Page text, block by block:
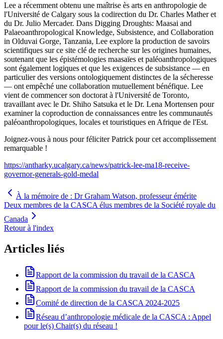
Lee a récemment obtenu une maîtrise ès arts en anthropologie de
l'Université de Calgary sous la codirection du Dr. Charles Mather et
du Dr. Julio Mercader. Dans Digging Droughts: Maasai and
Palaeoanthropological Knowledge, Subsistence, and Collaboration
in Olduvai Gorge, Tanzania, Lee explore la production de savoirs
scientifiques sur ce site clé de recherche sur les origines humaines,
soutenant que les épistémologies maasaïes et paléoanthropologiques
sont également logiques et que les exigences de subsistance — en
particulier des versions ontologiquement distinctes de la sécheresse
— ont empêché une collaboration mutuellement bénéfique. Lee
vient de commencer son doctorat à l'Université de Toronto,
travaillant avec le Dr. Shiho Satsuka et le Dr. Lena Mortensen pour
examiner la coproduction de connaissances entre les communautés
paléoanthropologiques, locales et touristiques en Afrique de l'Est.
Joignez-vous à nous pour féliciter Patrick pour cet accomplissement
remarquable !
https://antharky.ucalgary.ca/news/patrick-lee-ma18-receive-
governor-generals-gold-medal
À la mémoire de : Dr Graham Watson, professeur émérite
Deux membres de la CASCA élus membres de la Société royale du
Canada
Retour à l'index
Articles liés
Rapport de la commission du travail de la CASCA
Rapport de la commission du travail de la CASCA
Comité de direction de la CASCA 2024-2025
Réseau d’anthropologie médicale de la CASCA : Appel
pour le(s) Chair(s) du réseau !